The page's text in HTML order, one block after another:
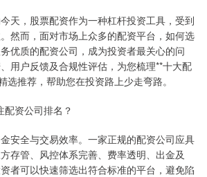
天，股票配资作为一种杠杆投资工具，受到
然而，面对市场上众多的配资平台，如何选
优质的配资公司，成为投资者最关心的问
用户反馈及合规性评估，为您梳理**十大配
选推荐，帮助您在投资路上少走弯路。
资公司排名？
安全与交易效率。一家正规的配资公司应具
存管、风控体系完善、费率透明、出金及
者可以快速筛选出符合标准的平台，避免陷